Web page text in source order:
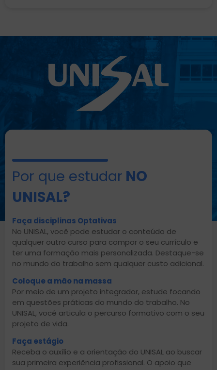
Por que estudar NO
UNISAL?
Faça disciplinas Optativas
No UNISAL, você pode estudar o conteúdo de
qualquer outro curso para compor o seu currículo e
ter uma formação mais personalizada. Destaque-se
no mundo do trabalho sem qualquer custo adicional.
Coloque a mão na massa
Por meio de um projeto integrador, estude focando
em questões práticas do mundo do trabalho. No
UNISAL, você articula o percurso formativo com o seu
projeto de vida.
Faça estágio
Receba o auxílio e a orientação do UNISAL ao buscar
sua primeira experiência profissional. O apoio que